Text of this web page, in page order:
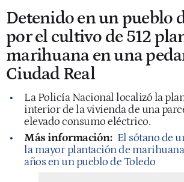
Detenido en un pueblo
por el cultivo de 512
marihuana en una
Ciudad Real
La Policía Nacional localizó la
interior de la vivienda de una
elevado consumo eléctrico.
Más información: El sótano de
la mayor plantación de
años en un pueblo de Toledo